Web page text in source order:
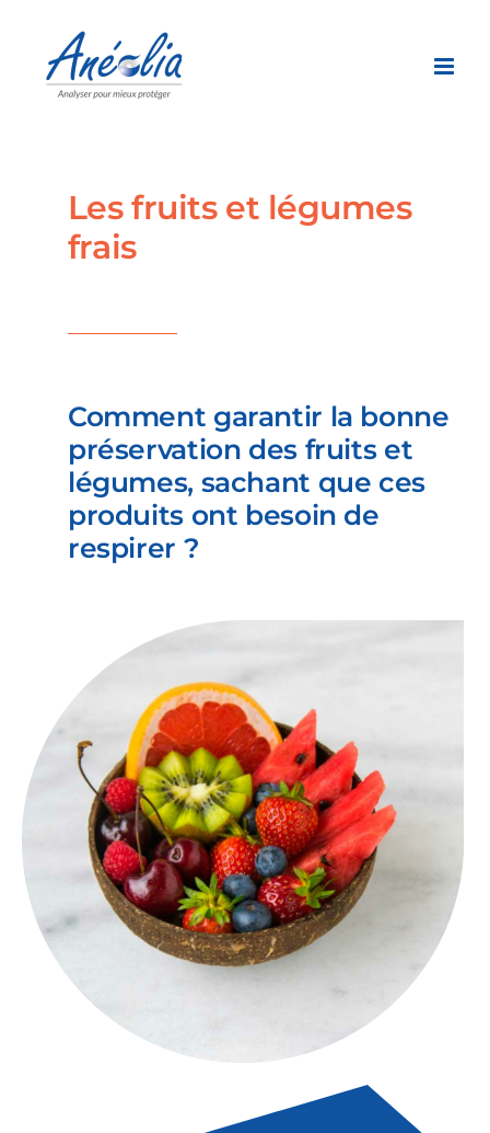
contenu
Les fruits et légumes
frais
Comment garantir la bonne
préservation des fruits et
légumes, sachant que ces
produits ont besoin de
respirer ?